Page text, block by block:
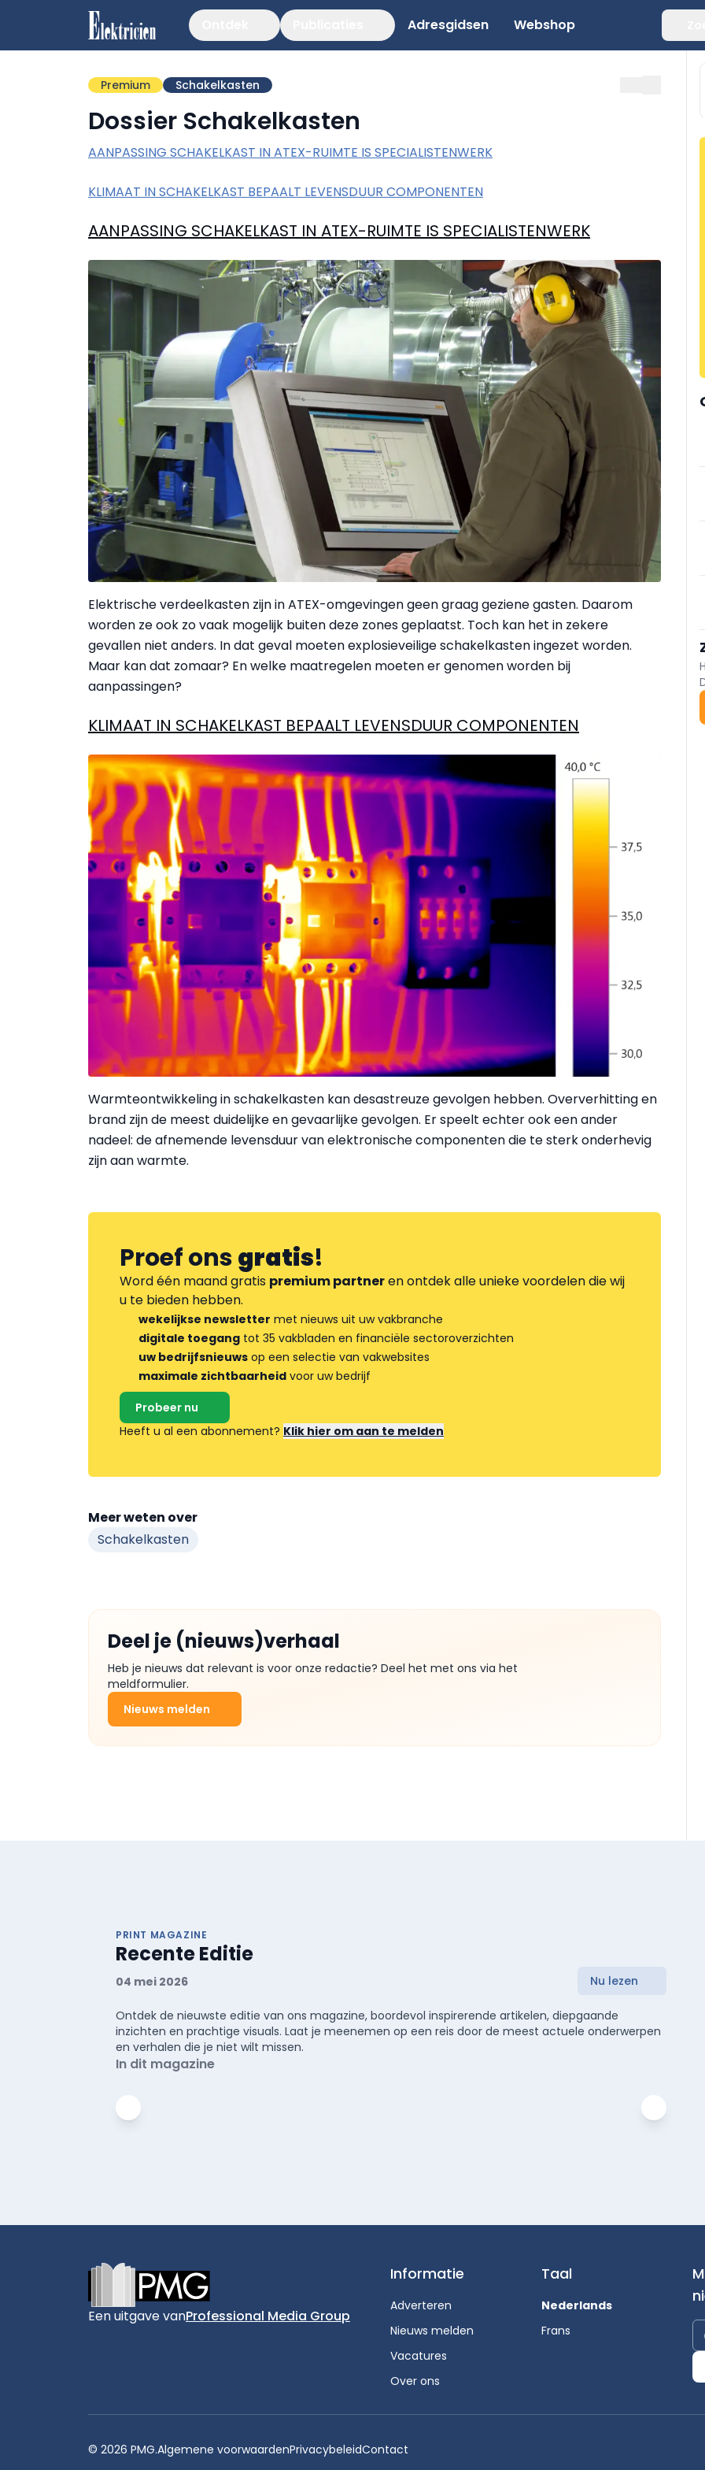
Adresgidsen Webshop
Premium Schakelkasten
Dossier Schakelkasten
AANPASSING SCHAKELKAST IN ATEX-RUIMTE IS SPECIALISTENWERK
KLIMAAT IN SCHAKELKAST BEPAALT LEVENSDUUR COMPONENTEN
AANPASSING SCHAKELKAST IN ATEX-RUIMTE IS SPECIALISTENWERK
Elektrische verdeelkasten zijn in ATEX-omgevingen geen graag geziene gasten. Daarom
worden ze ook zo vaak mogelijk buiten deze zones geplaatst. Toch kan het in zekere
gevallen niet anders. In dat geval moeten explosieveilige schakel­kasten ingezet worden.
Maar kan dat zomaar? En welke maatregelen moeten er genomen worden bij
aanpassingen?
KLIMAAT IN SCHAKELKAST BEPAALT LEVENSDUUR COMPONENTEN
Warmteontwikkeling in schakelkasten kan desastreuze gevolgen hebben. Oververhitting en
brand zijn de meest duidelijke en gevaarlijke gevolgen. Er speelt echter ook een ander
nadeel: de afnemende levensduur van elektronische componenten die te sterk onderhevig
zijn aan warmte.
Proef onsgratis!
Word één maand gratis premium partneren ontdek alle unieke voordelen die wij
u te bieden hebben.
wekelijkse newsletter met nieuws uit uw vakbranche
digitale toegang tot 35 vakbladen en financiële sectoroverzichten
uw bedrijfsnieuws op een selectie van vakwebsites
maximale zichtbaarheid voor uw bedrijf
Probeer nu
Heeft u al een abonnement? Klik hier om aan te melden
Meer weten over
Schakelkasten
Deel je (nieuws)verhaal
Heb je nieuws dat relevant is voor onze redactie? Deel het met ons via het
meldformulier.
Nieuws melden
PRINT MAGAZINE
Recente Editie
04 mei 2026 Nu lezen
Ontdek de nieuwste editie van ons magazine, boordevol inspirerende artikelen, diepgaande
inzichten en prachtige visuals. Laat je meenemen op een reis door de meest actuele onderwerpen
en verhalen die je niet wilt missen.
In dit magazine
Een uitgave vanProfessional Media Group
Informatie
Adverteren
Nieuws melden
Vacatures
Over ons
Taal
Nederlands
Frans
© 2026 PMG.Algemene voorwaardenPrivacybeleidContact